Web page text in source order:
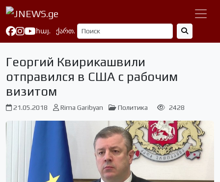
հայ. ქართ.
Георгий Квирикашвили
отправился в США с рабочим
визитом
21.05.2018 Rima Garibyan Политика 2428